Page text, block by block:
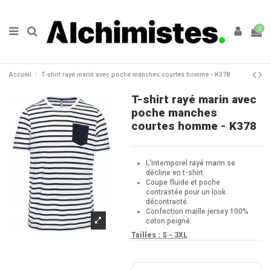
0
Accueil T-shirt rayé marin avec poche manches courtes homme - K378
T-shirt rayé marin avec
poche manches
courtes homme - K378
L'intemporel rayé marin se
décline en t-shirt.
Coupe fluide et poche
contrastée pour un look
décontracté.
Confection maille jersey 100%
coton peigné.
Tailles : S - 3XL